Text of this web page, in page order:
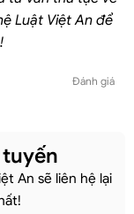
Luật Việt An để
Đánh giá
An sẽ liên hệ lại